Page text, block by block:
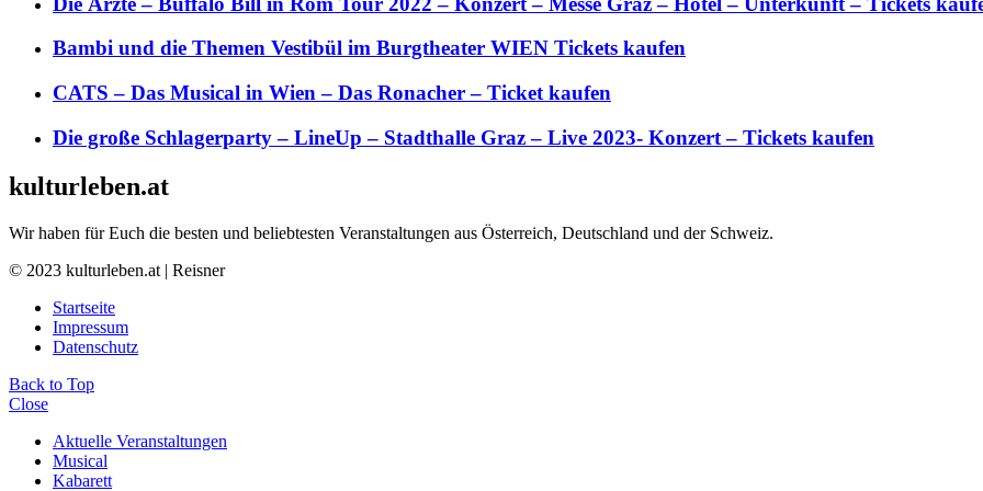
Bambi und die Themen Vestibül im Burgtheater WIEN Tickets kaufen
CATS – Das Musical in Wien – Das Ronacher – Ticket kaufen
Die große Schlagerparty – LineUp – Stadthalle Graz – Live 2023- Konzert – Tickets kaufen
kulturleben.at
Wir haben für Euch die besten und beliebtesten Veranstaltungen aus Österreich, Deutschland und der Schweiz.
© 2023 kulturleben.at | Reisner
Startseite
Impressum
Datenschutz
Back to Top
Close
Aktuelle Veranstaltungen
Musical
Kabarett